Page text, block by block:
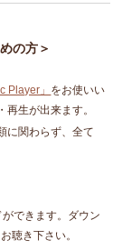
の方＞
Player」 をお使いい
生が出来ます。
に関わらず、全て
できます。ダウン
聴き下さい。